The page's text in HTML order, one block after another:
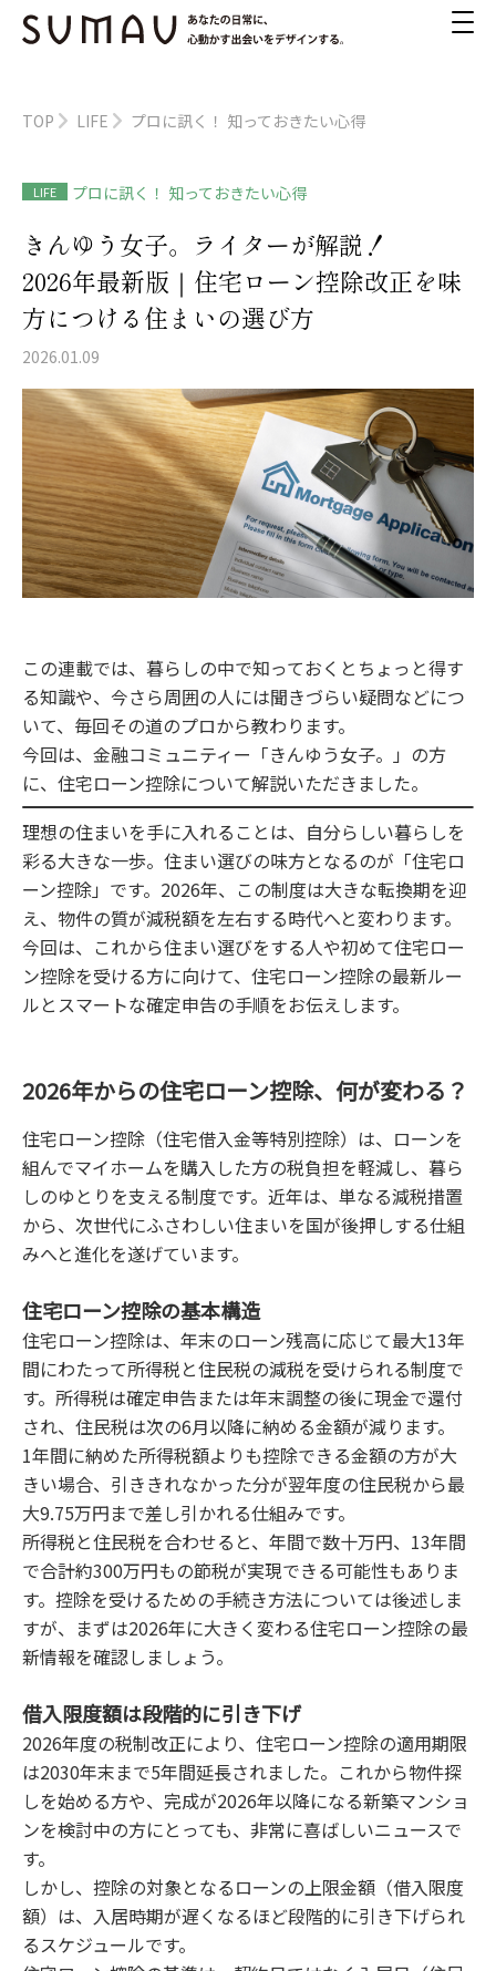
TOP LIFE プロに訊く！ 知っておきたい心得
LIFE プロに訊く！ 知っておきたい心得
きんゆう女子。ライターが解説！
2026年最新版｜住宅ローン控除改正を味
方につける住まいの選び方
2026.01.09
この連載では、暮らしの中で知っておくとちょっと得す
る知識や、今さら周囲の人には聞きづらい疑問などにつ
いて、毎回その道のプロから教わります。
今回は、金融コミュニティー「きんゆう女子。」の方
に、住宅ローン控除について解説いただきました。
理想の住まいを手に入れることは、自分らしい暮らしを
彩る大きな一歩。住まい選びの味方となるのが「住宅ロ
ーン控除」です。2026年、この制度は大きな転換期を迎
え、物件の質が減税額を左右する時代へと変わります。
今回は、これから住まい選びをする人や初めて住宅ロー
ン控除を受ける方に向けて、住宅ローン控除の最新ルー
ルとスマートな確定申告の手順をお伝えします。
2026年からの住宅ローン控除、何が変わる？
住宅ローン控除（住宅借入金等特別控除）は、ローンを
組んでマイホームを購入した方の税負担を軽減し、暮ら
しのゆとりを支える制度です。近年は、単なる減税措置
から、次世代にふさわしい住まいを国が後押しする仕組
みへと進化を遂げています。
住宅ローン控除の基本構造
住宅ローン控除は、年末のローン残高に応じて最大13年
間にわたって所得税と住民税の減税を受けられる制度で
す。所得税は確定申告または年末調整の後に現金で還付
され、住民税は次の6月以降に納める金額が減ります。
1年間に納めた所得税額よりも控除できる金額の方が大
きい場合、引ききれなかった分が翌年度の住民税から最
大9.75万円まで差し引かれる仕組みです。
所得税と住民税を合わせると、年間で数十万円、13年間
で合計約300万円もの節税が実現できる可能性もありま
す。控除を受けるための手続き方法については後述しま
すが、まずは2026年に大きく変わる住宅ローン控除の最
新情報を確認しましょう。
借入限度額は段階的に引き下げ
2026年度の税制改正により、住宅ローン控除の適用期限
は2030年末まで5年間延長されました。これから物件探
しを始める方や、完成が2026年以降になる新築マンショ
ンを検討中の方にとっても、非常に喜ばしいニュースで
す。
しかし、控除の対象となるローンの上限金額（借入限度
額）は、入居時期が遅くなるほど段階的に引き下げられ
るスケジュールです。